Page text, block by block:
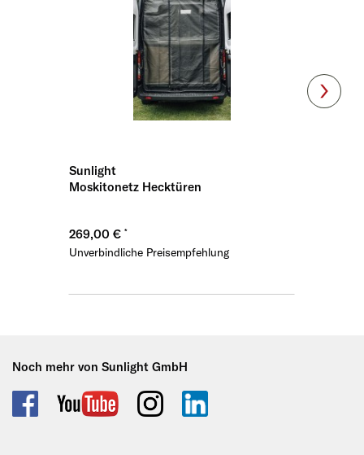
Sunlight
Moskitonetz Hecktüren
269,00 €
Unverbindliche Preisempfehlung
Noch mehr von Sunlight GmbH